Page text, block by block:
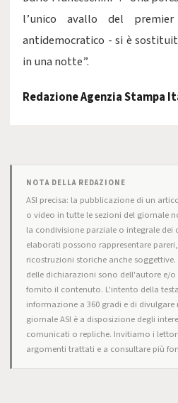
l’unico avallo del
antidemocratico - si è
in una notte”.
Redazione Agenzia Stampa
NOTA DELLA REDAZIONE
ASI precisa: la pubblicazione di un
o video in tutte le sezioni del giornale
la condivisione parziale o integrale dei
elaborati possono rappresentare
ricostruzioni storiche anche
delle dichiarazioni sono dell'autore e/
fornito il contenuto. L'intento della
informazione a 360 gradi e di
giornale ASI è a disposizione degli
comunicati o repliche. Invitiamo i
argomenti trattati e a consultare più